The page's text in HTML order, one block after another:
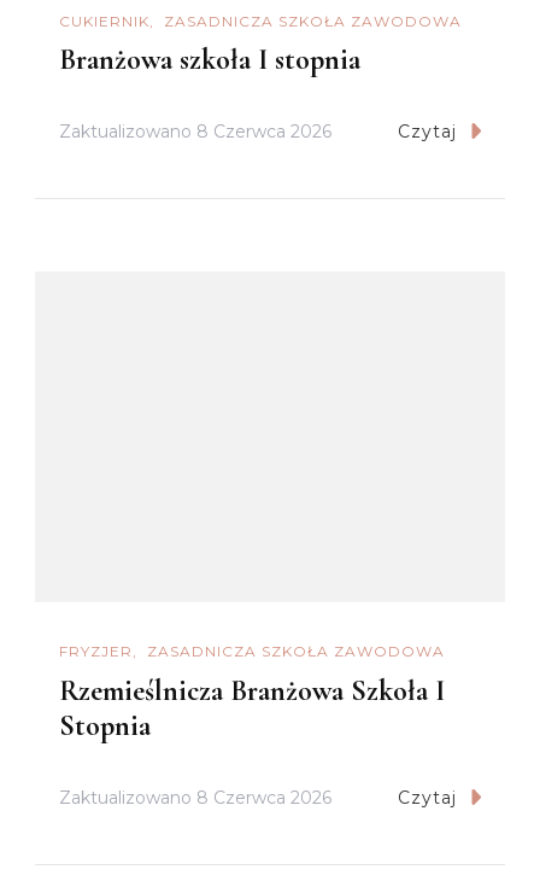
CUKIERNIK ZASADNICZA SZKOŁA ZAWODOWA
Branżowa szkoła I stopnia
Zaktualizowano 8 Czerwca 2026 Czytaj
FRYZJER ZASADNICZA SZKOŁA ZAWODOWA
Rzemieślnicza Branżowa Szkoła I
Stopnia
Zaktualizowano 8 Czerwca 2026 Czytaj